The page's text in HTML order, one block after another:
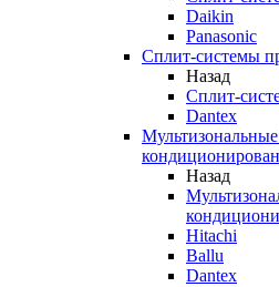
Daikin
Panasonic
Сплит-системы
Назад
Сплит-
Dantex
Назад
Hitachi
Ballu
Dantex